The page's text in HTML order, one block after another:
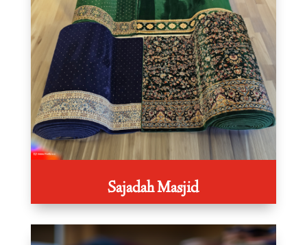
Sajadah Masjid